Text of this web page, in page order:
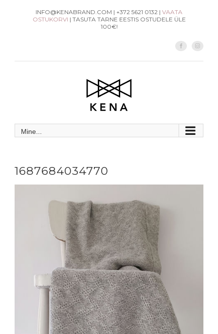
INFO@KENABRAND.COM | +372 5621 0132 | VAATA
OSTUKORVI | TASUTA TARNE EESTIS OSTUDELE ÜLE
100€!
Facebook
Mine...
1687684034770